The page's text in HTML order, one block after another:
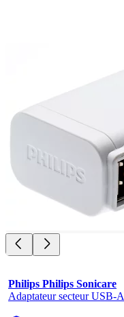
Philips Philips Sonicare
Adaptateur secteur USB-A